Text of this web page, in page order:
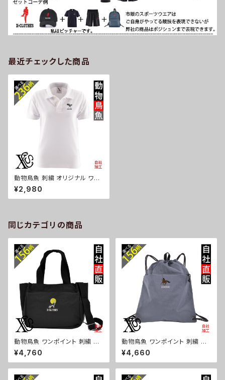
最近チェックした商品
動物鳥魚 刺繍 オリジナル ワン
ポイント ポロシャツ リアル 半袖
レディース 無地 ロゴ おしゃれ
ゴルフ 吸汗速乾 白 ホワイト 母
¥2,980
同じカテゴリの商品
動物鳥魚 ワンポイント 刺繍 ト
ート ショルダーバッグ カジュア
ル 軽量 レディース メンズ 雑貨
グッズ 自社ブランド 柄 馬 豚 魚
¥4,760
動物鳥魚 ワンポイント 刺繍 撥
水 ナイロン ナップサック メンズ
大容量 ジム サブバッグ レディー
ス 雑貨 グッズ 自社ブランド 柄
¥4,660